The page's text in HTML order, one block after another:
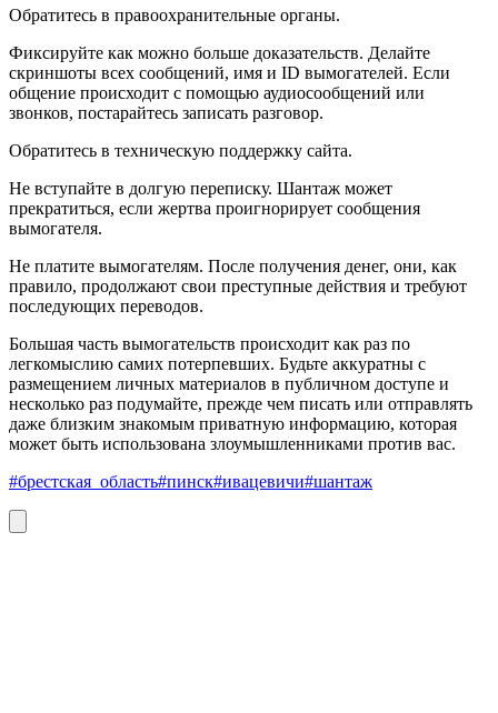
Обратитесь в правоохранительные органы.
Фиксируйте как можно больше доказательств. Делайте
скриншоты всех сообщений, имя и ID вымогателей. Если
общение происходит с помощью аудиосообщений или
звонков, постарайтесь записать разговор.
Обратитесь в техническую поддержку сайта.
Не вступайте в долгую переписку. Шантаж может
прекратиться, если жертва проигнорирует сообщения
вымогателя.
Не платите вымогателям. После получения денег, они, как
правило, продолжают свои преступные действия и требуют
последующих переводов.
Большая часть вымогательств происходит как раз по
легкомыслию самих потерпевших. Будьте аккуратны с
размещением личных материалов в публичном доступе и
несколько раз подумайте, прежде чем писать или отправлять
даже близким знакомым приватную информацию, которая
может быть использована злоумышленниками против вас.
#брестская_область#пинск#ивацевичи#шантаж